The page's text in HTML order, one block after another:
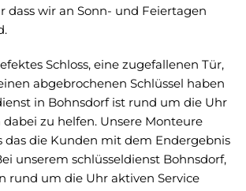
dass wir an Sonn- und Feiertagen
Schloss, eine zugefallenen Tür,
abgebrochenen Schlüssel haben
in Bohnsdorf ist rund um die Uhr
zu helfen. Unsere Monteure
das die Kunden mit dem Endergebnis
unserem schlüsseldienst Bohnsdorf,
rund um die Uhr aktiven Service